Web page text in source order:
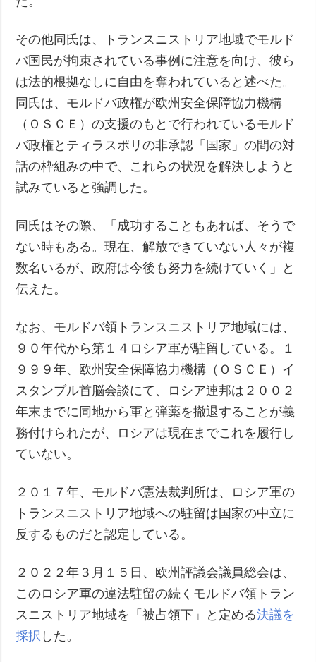
その他同氏は、トランスニストリア地域でモルド
バ国民が拘束されている事例に注意を向け、彼ら
は法的根拠なしに自由を奪われていると述べた。
同氏は、モルドバ政権が欧州安全保障協力機構
（ＯＳＣＥ）の支援のもとで行われているモルド
バ政権とティラスポリの非承認「国家」の間の対
話の枠組みの中で、これらの状況を解決しようと
試みていると強調した。
同氏はその際、「成功することもあれば、そうで
ない時もある。現在、解放できていない人々が複
数名いるが、政府は今後も努力を続けていく」と
伝えた。
なお、モルドバ領トランスニストリア地域には、
９０年代から第１４ロシア軍が駐留している。１
９９９年、欧州安全保障協力機構（ＯＳＣＥ）イ
スタンブル首脳会談にて、ロシア連邦は２００２
年末までに同地から軍と弾薬を撤退することが義
務付けられたが、ロシアは現在までこれを履行し
ていない。
２０１７年、モルドバ憲法裁判所は、ロシア軍の
トランスニストリア地域への駐留は国家の中立に
反するものだと認定している。
２０２２年３月１５日、欧州評議会議員総会は、
このロシア軍の違法駐留の続くモルドバ領トラン
スニストリア地域を「被占領下」と定める決議を
採択 した。